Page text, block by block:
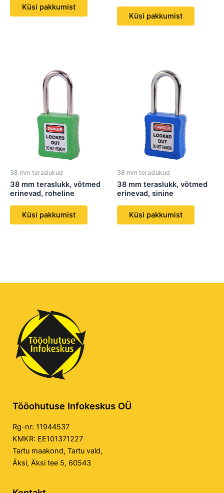
Küsi pakkumist
Küsi pakkumist
38 mm teraslukud
38 mm teraslukk, võtmed
erinevad, roheline
Küsi pakkumist
38 mm teraslukud
38 mm teraslukk, võtmed
erinevad, sinine
Küsi pakkumist
Tööohutuse Infokeskus OÜ
Rg-nr: 11944537
KMKR: EE101371227
Tartu maakond, Tartu vald,
Äksi, Äksi tee 5, 60543